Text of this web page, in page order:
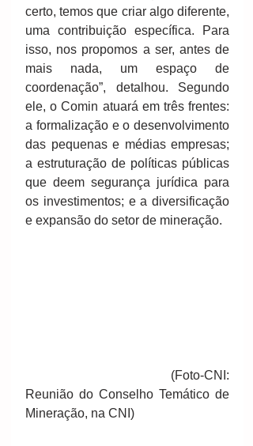
certo, temos que criar algo diferente,
uma contribuição específica. Para
isso, nos propomos a ser, antes de
mais nada, um espaço de
coordenação”, detalhou. Segundo
ele, o Comin atuará em três frentes:
a formalização e o desenvolvimento
das pequenas e médias empresas;
a estruturação de políticas públicas
que deem segurança jurídica para
os investimentos; e a diversificação
e expansão do setor de mineração.
Reunião do Conselho Temático de
Mineração, na CNI)